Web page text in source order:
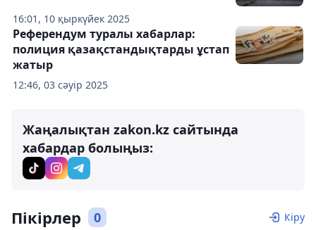
16:01, 10 қыркүйек 2025
12:46, 03 сәуір 2025
Референдум туралы хабарлар:
полиция қазақстандықтарды ұстап
жатыр
Жаңалықтан zakon.kz сайтында
хабардар болыңыз:
Пікірлер 0 Кіру